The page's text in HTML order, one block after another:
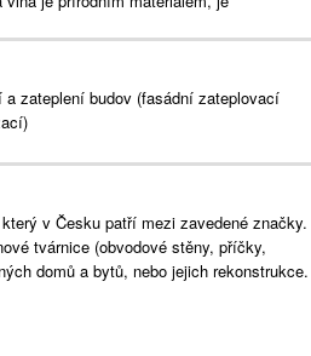
zateplení budov (fasádní zateplovací
v Česku patří mezi zavedené značky.
tvárnice (obvodové stěny, příčky,
domů a bytů, nebo jejich rekonstrukce.